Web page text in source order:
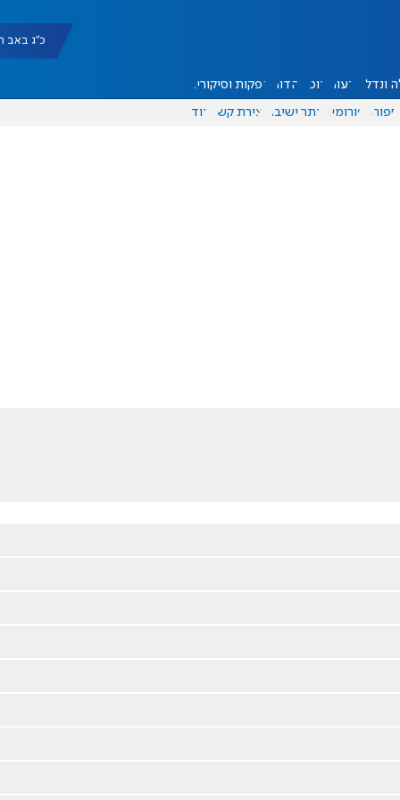
כ"ג באב תשפ"ו
ונדל"ן דעות אוכל יהדות הפקות וסיקורים
ספורט פורומים אתר ישיבה יצירת קשר עוד